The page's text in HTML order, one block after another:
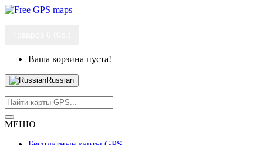
Ваша корзина пуста!
Russian
МЕНЮ